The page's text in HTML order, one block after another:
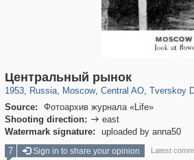
Центральный рынок
1953, Russia
1,406,257 29,243
, Moscow
319,779 8,286
, Central AO
159,978 5,916
, Tverskoy
53,034
Source:
Фотоархив журнала «Life»
Shooting direction:  east
Watermark signature:
uploaded by anna50
7 Sign in to share your opinion Latest